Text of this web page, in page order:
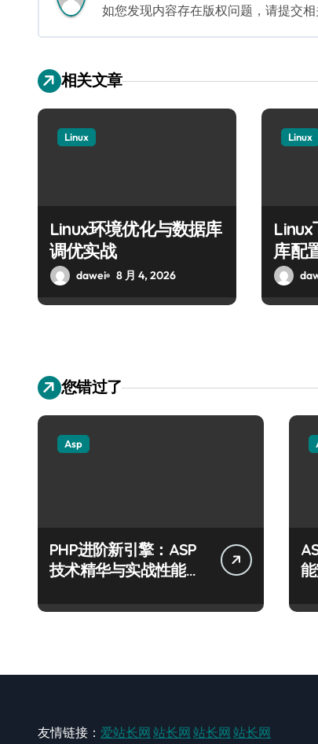
如您发现内容存在版权问题，请提交
相关文章
Linux
Linux环境优化与数据库
调优实战
dawei 8 月 4, 2026
Linux
库配
您错过了
Asp
PHP进阶新引擎：ASP
技术精华与实战性能优
友情链接： 爱站长网 站长网 站长网 站长网